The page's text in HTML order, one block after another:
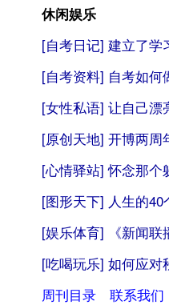
休闲娱乐
[自考日记] 建立了学
[自考资料] 自考如何
[女性私语] 让自己漂
[原创天地] 开博两周
[心情驿站] 怀念那个
[图形天下] 人生的40
[娱乐体育] 《新闻
[吃喝玩乐] 如何应对
周刊目录
联系我们